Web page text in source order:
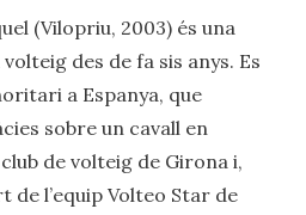
(Vilopriu, 2003) és una
des de fa sis anys. Es
a Espanya, que
sobre un cavall en
de volteig de Girona i,
l’equip Volteo Star de